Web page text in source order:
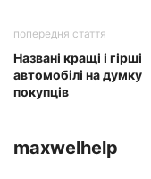
попередня стаття
Названі кращі і гірші
автомобілі на думку
покупців
maxwelhelp